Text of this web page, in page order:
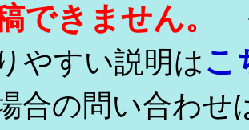
できません。
やすい説明はこ
合の問い合わせ